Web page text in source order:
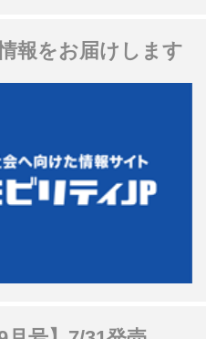
報をお届けします